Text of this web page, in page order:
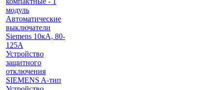
модуль
Автоматические
выключатели
Siemens 10кА, 80-
125A
Устройство
защитного
отключения
SIEMENS A-тип